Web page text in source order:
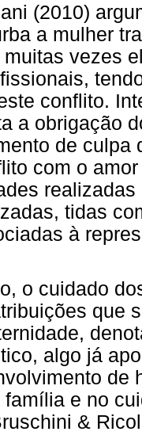
(2010)
a mulher
vezes
conflito.
a obrigação
de culpa
com o
tidas
à
o cuidado
que
algo já
de
e no
&